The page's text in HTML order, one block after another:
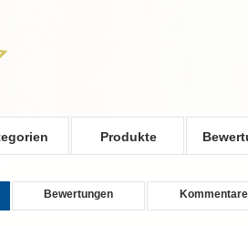
Produkte
Bewertungen Kommentare